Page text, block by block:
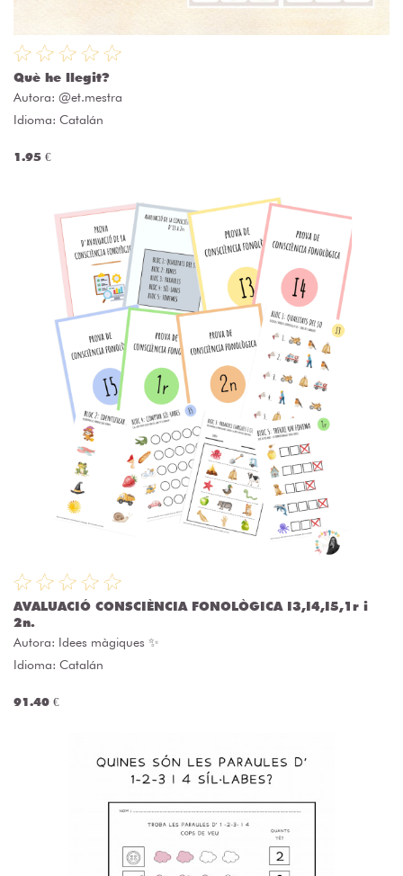
Què he llegit?
Autora: @et.mestra
Idioma: Catalán
1.95 €
AVALUACIÓ CONSCIÈNCIA FONOLÒGICA I3,I4,I5,1r i
2n.
Autora: Idees màgiques ✨
Idioma: Catalán
91.40 €